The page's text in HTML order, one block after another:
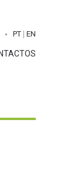
PT EN